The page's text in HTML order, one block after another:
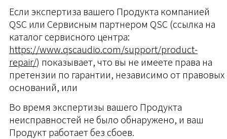
Если экспертиза вашего Продукта компанией
QSC или Сервисным партнером QSC (ссылка на
каталог сервисного центра:
https://www.qscaudio.com/support/product-
repair/) показывает, что вы не имеете права на
претензии по гарантии, независимо от правовых
оснований, или
Во время экспертизы вашего Продукта
неисправностей не было обнаружено, и ваш
Продукт работает без сбоев.